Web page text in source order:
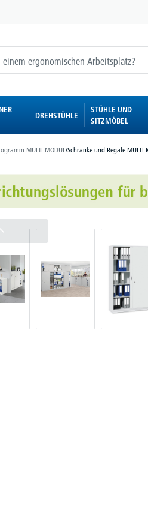
DREHSTÜHLE
STÜHLE UND
SITZMÖBEL
MULTI MODUL/Schränke und Regale MULTI